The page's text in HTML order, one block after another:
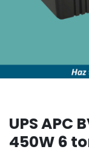
UPS APC
450W 6